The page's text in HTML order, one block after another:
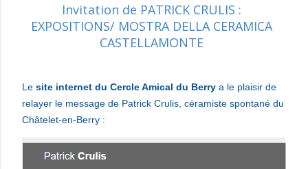
Invitation de PATRICK CRULIS :
EXPOSITIONS/ MOSTRA DELLA CERAMICA
CASTELLAMONTE
Le site internet du Cercle Amical du Berry a le plaisir de
relayer le message de Patrick Crulis, céramiste spontané du
Châtelet-en-Berry :